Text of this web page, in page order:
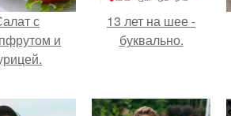
с
и
13 лет на шее -
буквально.